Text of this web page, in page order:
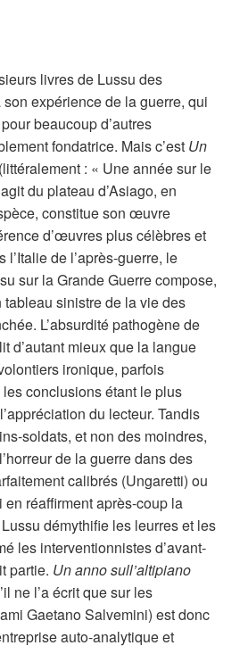
livres de Lussu des
expérience de la guerre, qui
beaucoup d’autres
fondatrice. Mais c’est Un
(littéralement : « Une année sur le
du plateau d’Asiago, en
constitue son œuvre
d’œuvres plus célèbres et
de l’après-guerre, le
sur la Grande Guerre compose,
sinistre de la vie des
L’absurdité pathogène de
d’autant mieux que la langue
ironique, parfois
conclusions étant le plus
du lecteur. Tandis
soldats, et non des moindres,
de la guerre dans des
calibrés (Ungaretti) ou
réaffirment après-coup la
démythifie les leurres et les
les interventionnistes d’avant-
partie. Un anno sull’altipiano
ne l’a écrit que sur les
Gaetano Salvemini) est donc
auto-analytique et